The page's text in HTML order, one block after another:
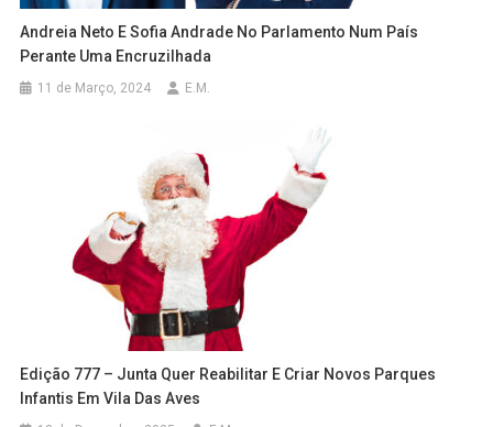
Andreia Neto E Sofia Andrade No Parlamento Num País
Perante Uma Encruzilhada
11 de Março, 2024 E.M.
Edição 777 – Junta Quer Reabilitar E Criar Novos Parques
Infantis Em Vila Das Aves